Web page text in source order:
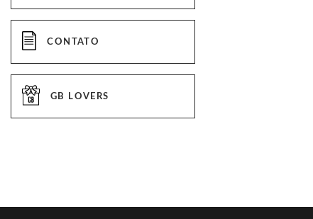
CONTATO
GB LOVERS